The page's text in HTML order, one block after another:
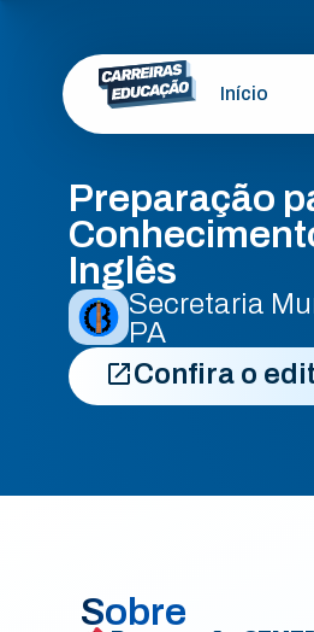
Início
Preparação
Inglês
Secretaria
PA
Confira o
Sobre